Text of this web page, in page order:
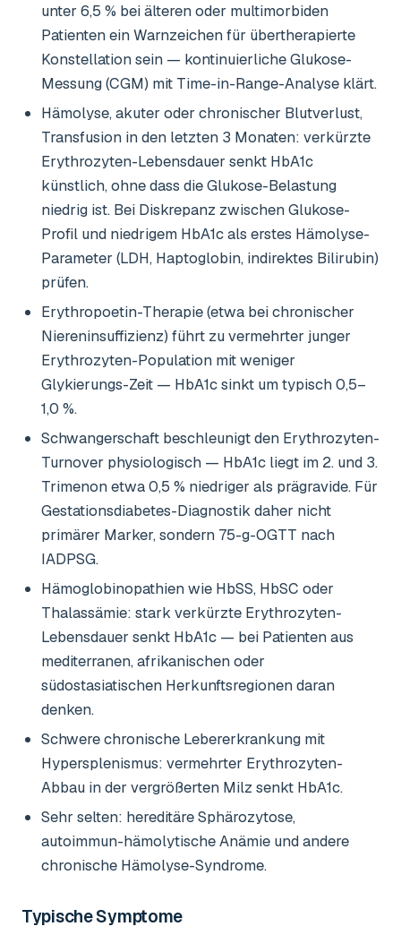
unter 6,5 % bei älteren oder multimorbiden
Patienten ein Warnzeichen für übertherapierte
Konstellation sein — kontinuierliche Glukose-
Messung (CGM) mit Time-in-Range-Analyse klärt.
Hämolyse, akuter oder chronischer Blutverlust,
Transfusion in den letzten 3 Monaten: verkürzte
Erythrozyten-Lebensdauer senkt HbA1c
künstlich, ohne dass die Glukose-Belastung
niedrig ist. Bei Diskrepanz zwischen Glukose-
Profil und niedrigem HbA1c als erstes Hämolyse-
Parameter (LDH, Haptoglobin, indirektes Bilirubin)
prüfen.
Erythropoetin-Therapie (etwa bei chronischer
Niereninsuffizienz) führt zu vermehrter junger
Erythrozyten-Population mit weniger
Glykierungs-Zeit — HbA1c sinkt um typisch 0,5–
1,0 %.
Schwangerschaft beschleunigt den Erythrozyten-
Turnover physiologisch — HbA1c liegt im 2. und 3.
Trimenon etwa 0,5 % niedriger als prägravide. Für
Gestationsdiabetes-Diagnostik daher nicht
primärer Marker, sondern 75-g-OGTT nach
IADPSG.
Hämoglobinopathien wie HbSS, HbSC oder
Thalassämie: stark verkürzte Erythrozyten-
Lebensdauer senkt HbA1c — bei Patienten aus
mediterranen, afrikanischen oder
südostasiatischen Herkunftsregionen daran
denken.
Schwere chronische Lebererkrankung mit
Hypersplenismus: vermehrter Erythrozyten-
Abbau in der vergrößerten Milz senkt HbA1c.
Sehr selten: hereditäre Sphärozytose,
autoimmun-hämolytische Anämie und andere
chronische Hämolyse-Syndrome.
Typische Symptome